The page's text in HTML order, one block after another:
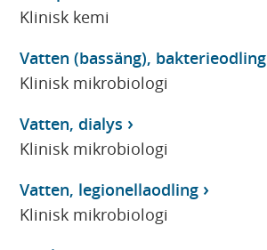
Klinisk kemi
Vatten (bassäng), bakterieodling
Klinisk mikrobiologi
Vatten, dialys
Klinisk mikrobiologi
Vatten, legionellaodling
Klinisk mikrobiologi